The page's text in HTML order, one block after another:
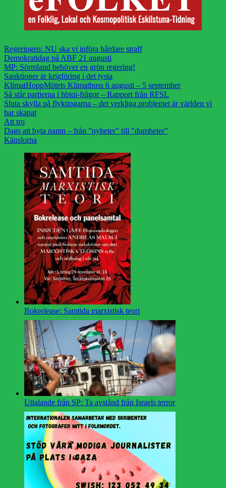
Regeringen: NU ska vi införa hårdare straff
Demokratidag på ABF 21 augusti
MP: Sörmland behöver en grön regering!
Sanktioner är krigföring i det tysta
KlimatHoppMötets Klimatbuss 6 augusti – 5 september
Så står partierna i hbtqi-frågor – Rapport från RFSL
Sluta skylla på flyktingarna – det verkliga problemet är världen vi
har skapat
Att tro
Dags att byta namn – från ”nyheter” till ”dumheter”
Känslorna
Bokrelease: Samtida marxistisk teori
Uttalande från SP: Ta avstånd från Israels terror